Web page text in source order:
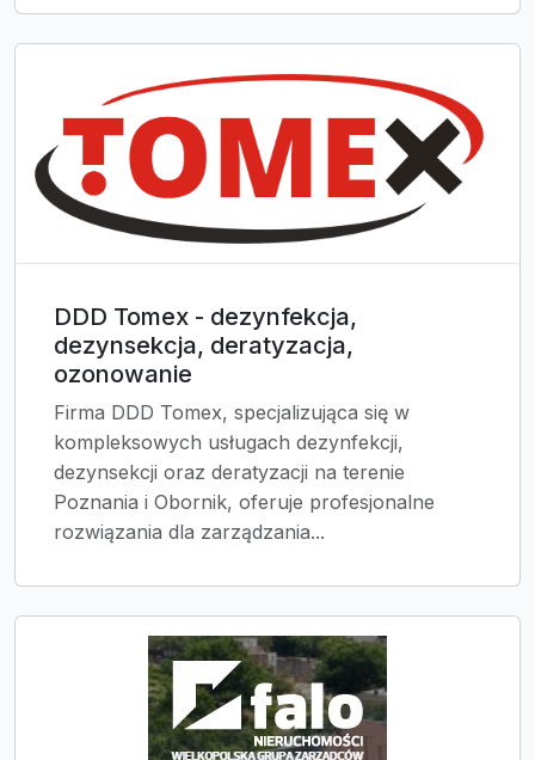
DDD Tomex - dezynfekcja,
dezynsekcja, deratyzacja,
ozonowanie
Firma DDD Tomex, specjalizująca się w
kompleksowych usługach dezynfekcji,
dezynsekcji oraz deratyzacji na terenie
Poznania i Obornik, oferuje profesjonalne
rozwiązania dla zarządzania...